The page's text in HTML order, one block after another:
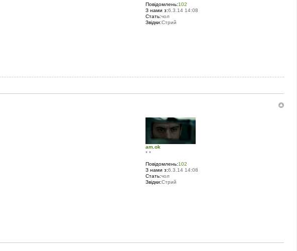
Повідомлень:102
З нами з:6.3.14 14:08
Стать:чол
Звідки:Стрий
am.ok
* *
Повідомлень:102
З нами з:6.3.14 14:08
Стать:чол
Звідки:Стрий